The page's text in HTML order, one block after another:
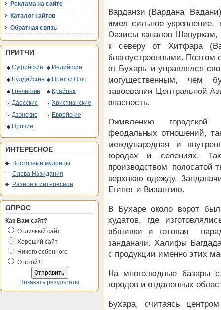
Реклама на сайте
Каталог сайтов
Обратная связь
ПРИТЧИ
Суфийские
Индийские
Буддийские
Притчи Ошо
Греческие
Крайона
Даосские
Христианские
Дзэнские
Еврейские
Прочие
ИНТЕРЕСНОЕ
Восточные мудрецы
Слова Назидания
Разное и интересное
ОПРОС
Как Вам сайт?
Отличный сайт
Хороший сайт
Ничего осбенного
Отстой!!!
Показать результаты
Варданзи (Вардана,
имел сильное укрепление,
Оазисы каналов
к северу от Хитфара
благоустроенными. Поэтом
от Бухары и управлялся
могущественным, чем
завоевании Центральной
опасность.
Оживлению городской
феодальных отношений,
международная и
городах и селениях.
производством полосатой
верхнюю одежду.
Египет и Византию.
В Бухаре около ворот
худатов, где
обшивки и готовая
занданачи. Халифы
с продукции именно этих
На многолюдные базары
городов и отдаленных
Бухара, считаясь